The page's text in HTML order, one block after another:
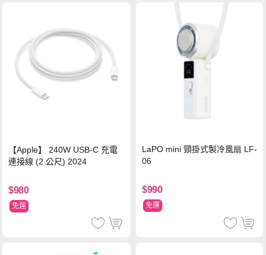
【Apple】 240W USB-C 充電
連接線 (2 公尺) 2024
$980
免運
LaPO mini 頸掛式製冷風扇 LF-
06
$990
免運